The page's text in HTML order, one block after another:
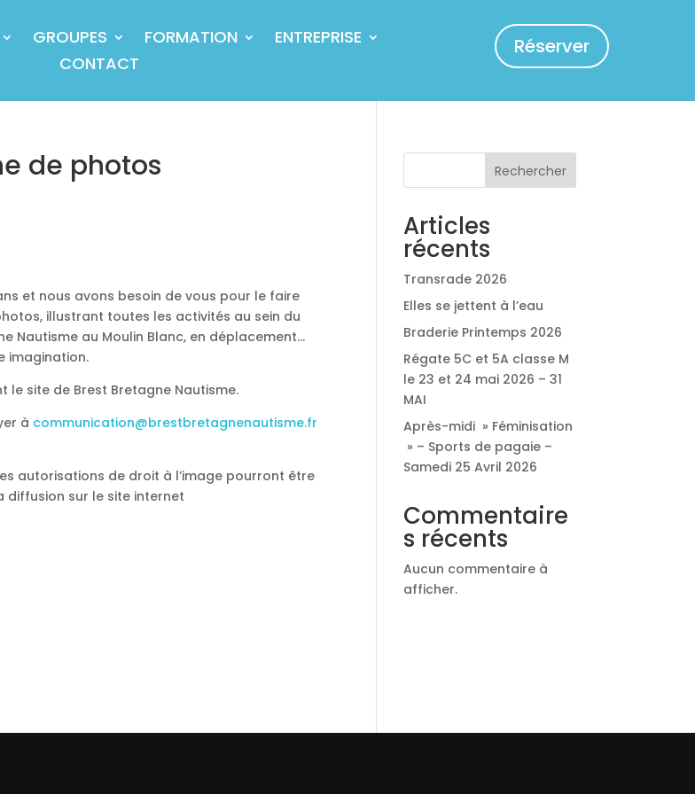
GROUPES FORMATION
ENTREPRISE
CONTACT
Réserver
de photos
et nous avons besoin de vous pour le faire
illustrant toutes les activités au sein du
Nautisme au Moulin Blanc, en déplacement…
imagination.
site de Brest Bretagne Nautisme.
à communication@brestbretagnenautisme.fr
autorisations de droit à l’image pourront être
diffusion sur le site internet
Rechercher
Articles
récents
Transrade 2026
Elles se jettent à l’eau
Braderie Printemps 2026
Régate 5C et 5A classe M
le 23 et 24 mai 2026 – 31
MAI
Après-midi » Féminisation
» – Sports de pagaie –
Samedi 25 Avril 2026
Commentaire
s récents
Aucun commentaire à
afficher.